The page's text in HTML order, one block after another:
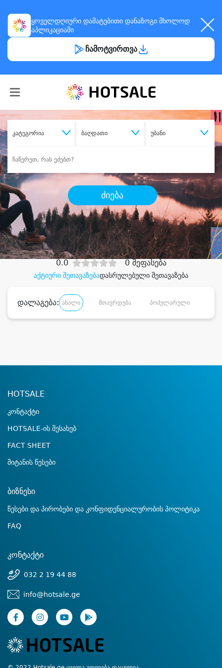
ყოველდღიური დამატებითი დანაზოგი მხოლოდ
აპლიკაციაში
ჩამოტვირთვა
კატეგორია ბაღდათი უბანი
ძიება
შეიძინესასურველი მომსახურება
დიდი დანაზოგით
აქტიური შეთავაზებადასრულებული შეთავაზება
0.0 0 შეფასება
დალაგება: ახალი მთავრდება პოპულარული
HOTSALE
კონტაქტი
HOTSALE-ის შესახებ
FACT SHEET
მიტანის წესები
ბიზნესი
წესები და პირობები და კონფიდენციალურობის პოლიტიკა
FAQ
კონტაქტი
032 2 19 44 88
info@hotsale.ge